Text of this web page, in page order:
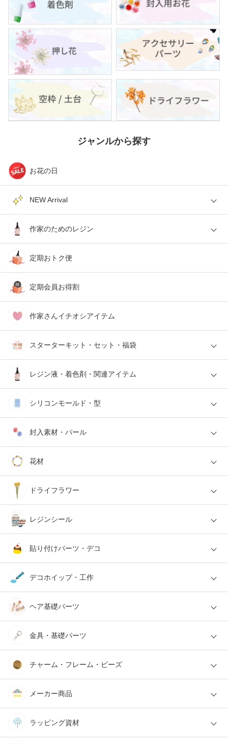
ジャンルから探す
お花の日
NEW Arrival
作家のためのレジン
定期おトク便
定期会員お得割
作家さんイチオシアイテム
スターターキット・セット・福袋
レジン液・着色剤・関連アイテム
シリコンモールド・型
封入素材・パール
花材
ドライフラワー
レジンシール
貼り付けパーツ・デコ
デコホイップ・工作
ヘア基礎パーツ
金具・基礎パーツ
チャーム・フレーム・ビーズ
メーカー商品
ラッピング資材